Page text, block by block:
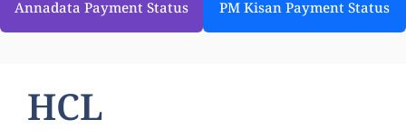
Annadata Payment Status PM Kisan Payment Status
HCL